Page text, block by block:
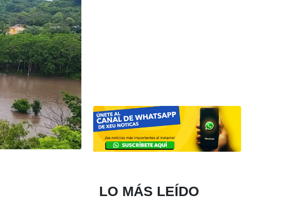
LO MÁS LEÍDO